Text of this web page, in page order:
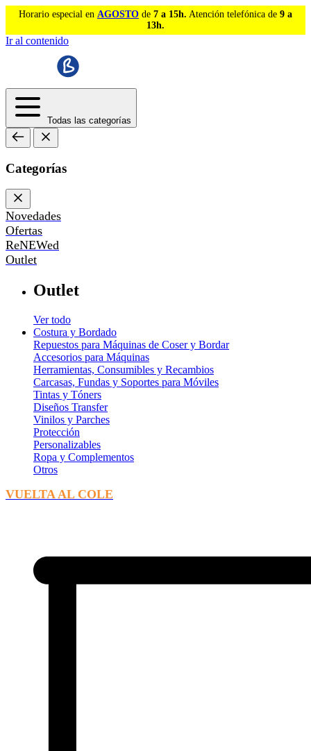
Horario especial en AGOSTO de 7 a 15h. Atención telefónica de 9 a
13h.
Ir al contenido
Todas las categorías
Categorías
Novedades
Ofertas
ReNEWed
Outlet
Outlet
Ver todo
Costura y Bordado
Repuestos para Máquinas de Coser y Bordar
Accesorios para Máquinas
Herramientas, Consumibles y Recambios
Carcasas, Fundas y Soportes para Móviles
Tintas y Tóners
Diseños Transfer
Vinilos y Parches
Protección
Personalizables
Ropa y Complementos
Otros
VUELTA AL COLE